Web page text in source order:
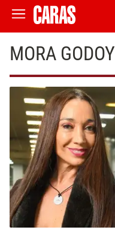
MORA GODOY